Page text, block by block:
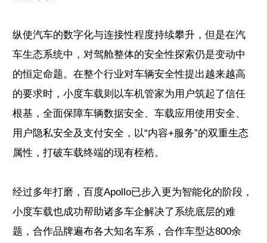
纵使汽车的数字化与连接性程度持续攀升，但是在汽
车生态系统中，对驾舱整体的安全性探索仍是变动中
的恒定命题。在整个行业对车辆安全性提出越来越高
的要求时，小度车载则以车机管家为用户筑起了信任
根基，全面保障车辆数据安全、车载应用使用安全、
用户隐私安全及支付安全，以“内容+服务”的双重生态
属性，打破车载终端的现有桎梏。
经过多年打磨，百度Apollo已步入更为智能化的阶段，
小度车载也成功帮助诸多车企解决了系统底层的难
题，合作品牌遍布各大知名车系，合作车型达800余